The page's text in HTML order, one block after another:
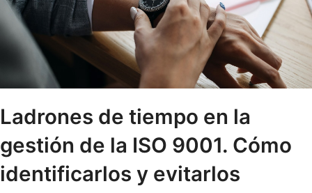
Ladrones de tiempo en la
gestión de la ISO 9001. Cómo
identificarlos y evitarlos